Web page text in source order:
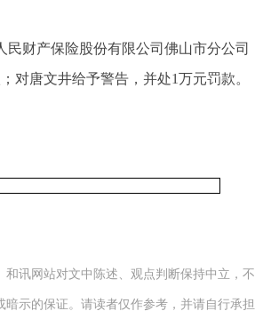
财产保险股份有限公司佛山市分公司
对唐文井给予警告，并处1万元罚款。
和讯网站对文中陈述、观点判断保持中立，不
示的保证。请读者仅作参考，并请自行承担